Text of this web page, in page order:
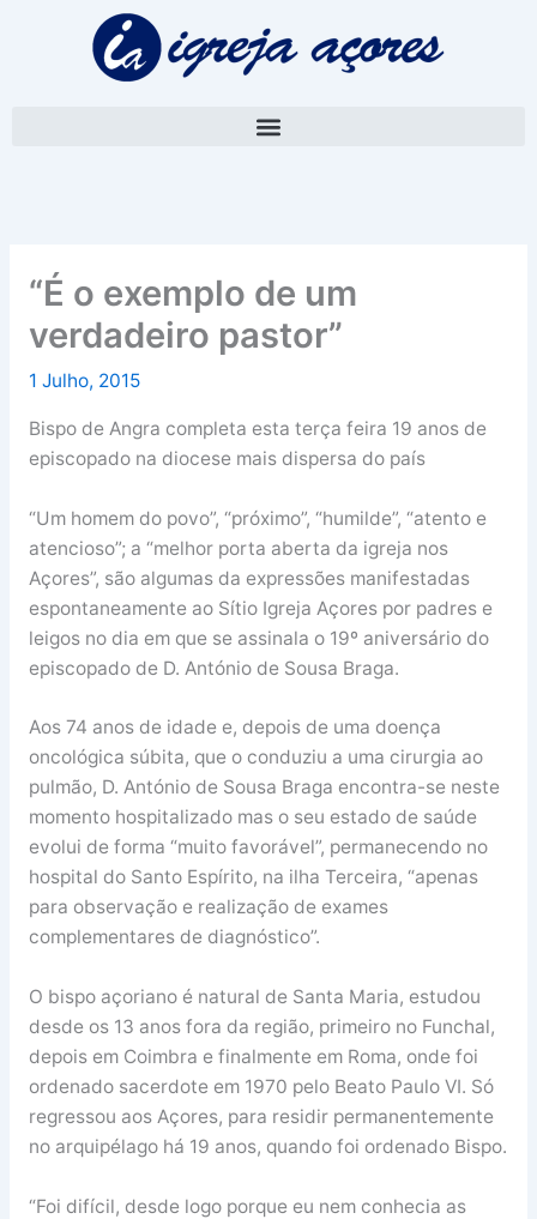
“É o exemplo de um
verdadeiro pastor”
1 Julho, 2015
Bispo de Angra completa esta terça feira 19 anos de
episcopado na diocese mais dispersa do país
“Um homem do povo”, “próximo”, “humilde”, “atento e
atencioso”; a “melhor porta aberta da igreja nos
Açores”, são algumas da expressões manifestadas
espontaneamente ao Sítio Igreja Açores por padres e
leigos no dia em que se assinala o 19º aniversário do
episcopado de D. António de Sousa Braga.
Aos 74 anos de idade e, depois de uma doença
oncológica súbita, que o conduziu a uma cirurgia ao
pulmão, D. António de Sousa Braga encontra-se neste
momento hospitalizado mas o seu estado de saúde
evolui de forma “muito favorável”, permanecendo no
hospital do Santo Espírito, na ilha Terceira, “apenas
para observação e realização de exames
complementares de diagnóstico”.
O bispo açoriano é natural de Santa Maria, estudou
desde os 13 anos fora da região, primeiro no Funchal,
depois em Coimbra e finalmente em Roma, onde foi
ordenado sacerdote em 1970 pelo Beato Paulo VI. Só
regressou aos Açores, para residir permanentemente
no arquipélago há 19 anos, quando foi ordenado Bispo.
“Foi difícil, desde logo porque eu nem conhecia as